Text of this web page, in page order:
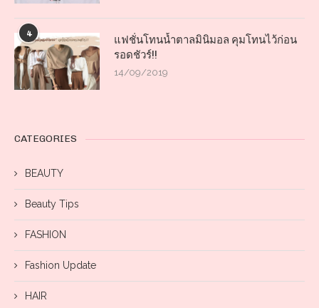
4
แฟชั่นโทนน้ำตาลมินิมอล คุมโทนไว้ก่อน
รอดชัวร์!!
14/09/2019
CATEGORIES
BEAUTY
Beauty Tips
FASHION
Fashion Update
HAIR